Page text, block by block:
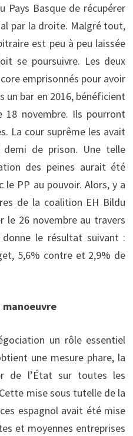
Basque de récupérer
par la droite. Malgré tout,
est peu à peu laissée
se poursuivre. Les deux
emprisonnés pour avoir
un bar en 2016, bénéficient
18 novembre. Ils pourront
La cour suprême les avait
de prison. Une telle
des peines aurait été
le PP au pouvoir. Alors, y a
de la coalition EH Bildu
le 26 novembre au travers
le résultat suivant :
5,6% contre et 2,9% de
manoeuvre
un rôle essentiel
une mesure phare, la
de l’État sur toutes les
mise sous tutelle de la
espagnol avait été mise
et moyennes entreprises